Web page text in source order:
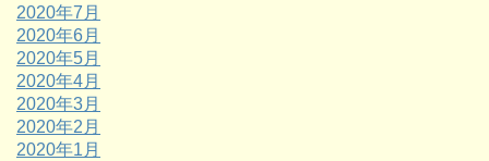
2020年7月
2020年6月
2020年5月
2020年4月
2020年3月
2020年2月
2020年1月